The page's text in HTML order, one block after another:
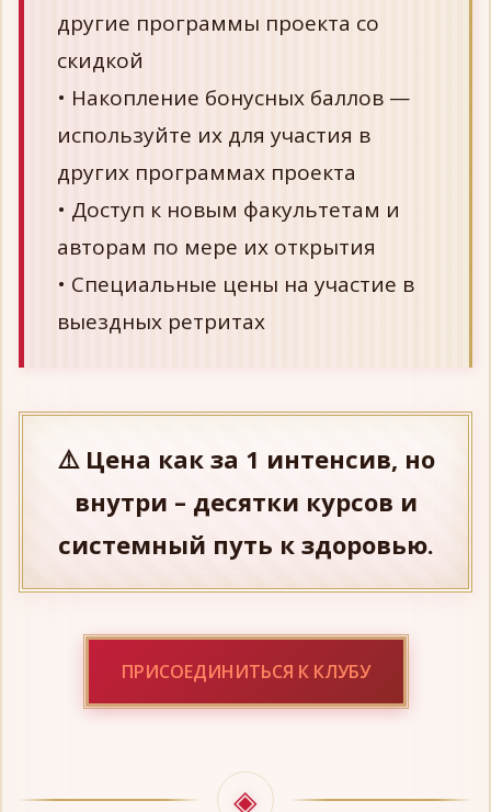
другие программы проекта со
скидкой
• Накопление бонусных баллов —
используйте их для участия в
других программах проекта
• Доступ к новым факультетам и
авторам по мере их открытия
• Специальные цены на участие в
выездных ретритах
⚠️ Цена как за 1 интенсив, но
внутри – десятки курсов и
системный путь к здоровью.
ПРИСОЕДИНИТЬСЯ К КЛУБУ